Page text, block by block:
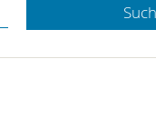
Hotline.
gerne.